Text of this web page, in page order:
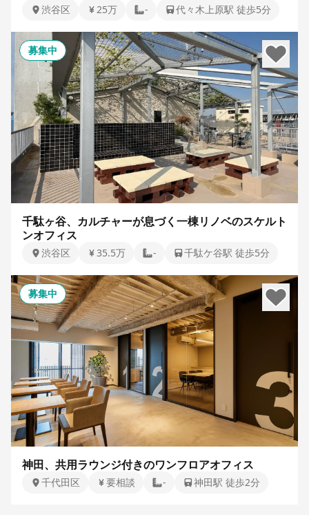
渋谷区 25万 - 代々木上原駅 徒歩5分
募集中
千駄ヶ谷、カルチャーが息づく一棟リノベのスケルト
ンオフィス
渋谷区 35.5万 - 千駄ケ谷駅 徒歩5分
募集中
神田、共用ラウンジ付きのワンフロアオフィス
千代田区 要相談 - 神田駅 徒歩2分